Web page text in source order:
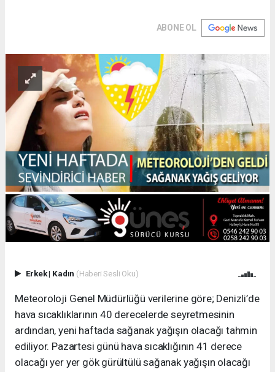
ABONE OL
Erkek| Kadın (Haberi Sesli Oku)
Meteoroloji Genel Müdürlüğü verilerine göre; Denizli’de
hava sıcaklıklarının 40 derecelerde seyretmesinin
ardından, yeni haftada sağanak yağışın olacağı tahmin
ediliyor. Pazartesi günü hava sıcaklığının 41 derece
olacağı yer yer gök gürültülü sağanak yağışın olacağı